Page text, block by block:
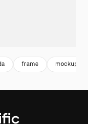
frame mockup